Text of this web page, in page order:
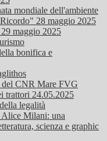
mondiale dell'ambiente
28 maggio 2025
maggio 2025
bonifica e
CNR Mare FVG
trattori 24.05.2025
legalità
Alice Milani: una
scienza e graphic